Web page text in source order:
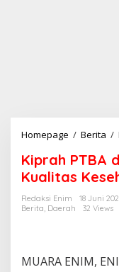
Homepage / Berita /
Kiprah PTBA
Kualitas
Redaksi Enim
18 Juni
Berita, Daerah 32 Views
MUARA ENIM,